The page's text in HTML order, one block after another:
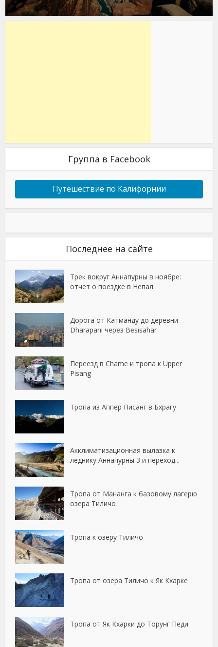
Группа в Facebook
Путешествие по Калифорнии
Последнее на сайте
Трек вокруг Аннапурны в ноябре:
отчет о поездке в Непал
Дорога от Катманду до деревни
Dharapani через Besisahar
Переезд в Chame и тропа к Upper
Pisang
Тропа из Аппер Писанг в Бхрагу
Акклиматизационная вылазка к
леднику Аннапурны 3 и переход...
Тропа от Мананга к базовому лагерю
озера Тиличо
Тропа к озеру Тиличо
Тропа от озера Тиличо к Як Кхарке
Тропа от Як Кхарки до Торунг Педи